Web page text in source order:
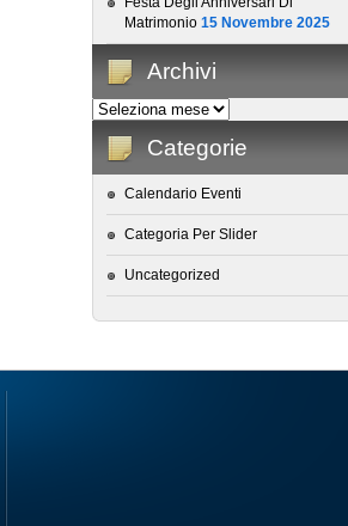
Matrimonio 15 Novembre 2025
Archivi
Categorie
Calendario Eventi
Categoria Per Slider
Uncategorized